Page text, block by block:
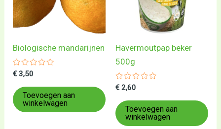
Biologische mandarijnen
Gewaardeerd
uit
5
€ 3,50
Toevoegen aan
winkelwagen
Havermoutpap beker
500g
Gewaardeerd
uit
5
€ 2,60
Toevoegen aan
winkelwagen